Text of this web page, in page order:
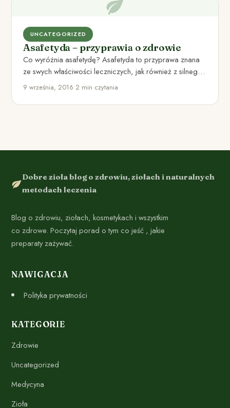
UNCATEGORIZED
Asafetyda – przyprawia o zdrowie
Co wyróżnia asafetydę? Asafetyda to przyprawa znana
ze swych właściwości leczniczych, jak również z silnego,
ostrego aromatu i…
9 września, 2016•2 min czytania
Dobre zioła blog o zdrowiu, ziołach i naturalnych
metodach leczenia
Blog o zdrowiu, ziołach, kosmetykach i wszystkim
co zdrowe. Poczytaj porad o tym co jeść , jakie
preparaty zażywać.
NAWIGACJA
Polityka prywatności
KATEGORIE
Zdrowie
Uncategorized
Medycyna
Zioła